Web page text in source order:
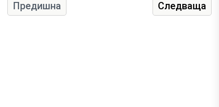
Предишна Следваща